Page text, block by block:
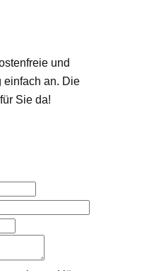
und
einfach an. Die
Sie da!